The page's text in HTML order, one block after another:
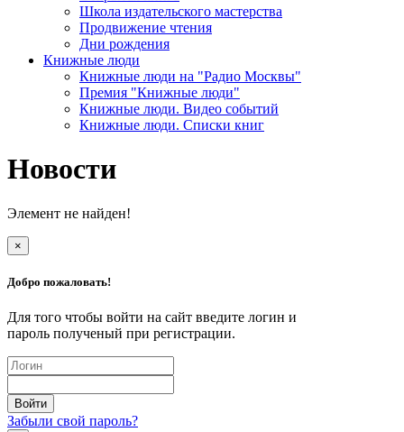
Школа издательского мастерства
Продвижение чтения
Дни рождения
Книжные люди
Книжные люди на "Радио Москвы"
Премия "Книжные люди"
Книжные люди. Видео событий
Книжные люди. Списки книг
Новости
Элемент не найден!
×
Добро пожаловать!
Для того чтобы войти на сайт введите логин и
пароль полученый при регистрации.
Забыли свой пароль?